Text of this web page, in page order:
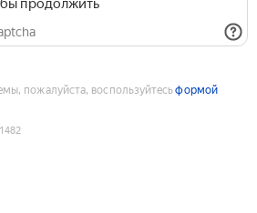
продолжить
пожалуйста, воспользуйтесьформой